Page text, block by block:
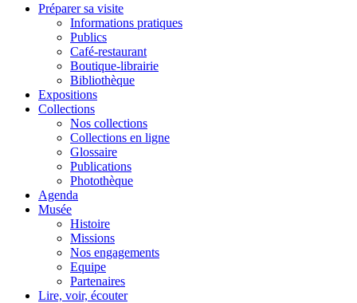
Préparer sa visite
Informations pratiques
Publics
Café-restaurant
Boutique-librairie
Bibliothèque
Expositions
Collections
Nos collections
Collections en ligne
Glossaire
Publications
Photothèque
Agenda
Musée
Histoire
Missions
Nos engagements
Equipe
Partenaires
Lire, voir, écouter